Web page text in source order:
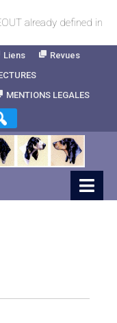
already defined in
Liens
Revues
MENTIONS LEGALES